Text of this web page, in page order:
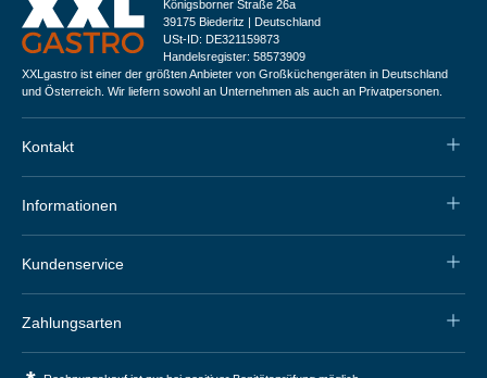
Königsborner Straße 26a
39175 Biederitz | Deutschland
USt-ID: DE321159873
Handelsregister: 58573909
XXLgastro ist einer der größten Anbieter von Großküchengeräten in Deutschland
und Österreich. Wir liefern sowohl an Unternehmen als auch an Privatpersonen.
Kontakt
Informationen
Kundenservice
Zahlungsarten